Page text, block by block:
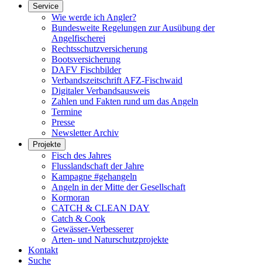
Service
Wie werde ich Angler?
Bundesweite Regelungen zur Ausübung der
Angelfischerei
Rechtsschutzversicherung
Bootsversicherung
DAFV Fischbilder
Verbandszeitschrift AFZ-Fischwaid
Digitaler Verbandsausweis
Zahlen und Fakten rund um das Angeln
Termine
Presse
Newsletter Archiv
Projekte
Fisch des Jahres
Flusslandschaft der Jahre
Kampagne #gehangeln
Angeln in der Mitte der Gesellschaft
Kormoran
CATCH & CLEAN DAY
Catch & Cook
Gewässer-Verbesserer
Arten- und Naturschutzprojekte
Kontakt
Suche